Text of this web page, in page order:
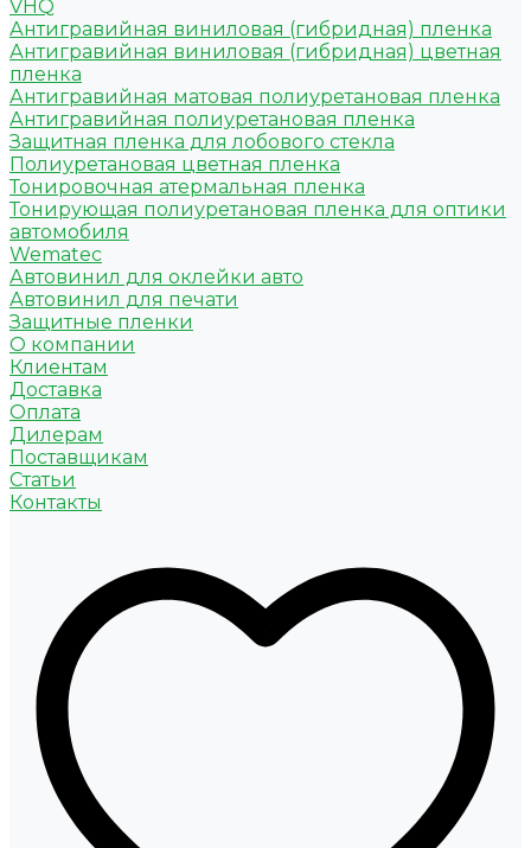
VHQ
Антигравийная виниловая (гибридная) пленка
Антигравийная виниловая (гибридная) цветная
пленка
Антигравийная матовая полиуретановая пленка
Антигравийная полиуретановая пленка
Защитная пленка для лобового стекла
Полиуретановая цветная пленка
Тонировочная атермальная пленка
Тонирующая полиуретановая пленка для оптики
автомобиля
Wematec
Автовинил для оклейки авто
Автовинил для печати
Защитные пленки
О компании
Клиентам
Доставка
Оплата
Дилерам
Поставщикам
Статьи
Контакты